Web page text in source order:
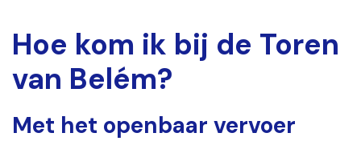
Hoe kom ik bij de Toren
van Belém?
Met het openbaar vervoer